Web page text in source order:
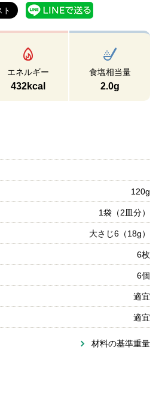
エネルギー
432kcal
食塩相当量
2.0g
120g
1袋（2皿分）
大さじ6（18g）
6枚
6個
適宜
適宜
材料の基準重量